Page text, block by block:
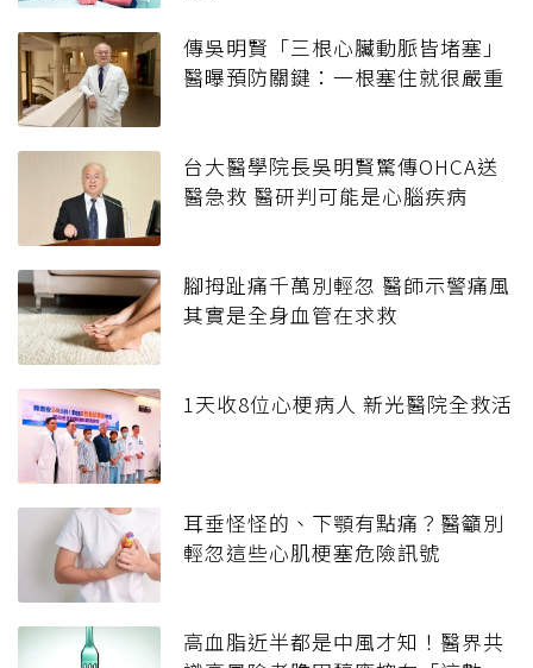
傳吳明賢「三根心臟動脈皆堵塞」
醫曝預防關鍵：一根塞住就很嚴重
台大醫學院長吳明賢驚傳OHCA送
醫急救 醫研判可能是心腦疾病
腳拇趾痛千萬別輕忽 醫師示警痛風
其實是全身血管在求救
1天收8位心梗病人 新光醫院全救活
耳垂怪怪的、下顎有點痛？醫籲別
輕忽這些心肌梗塞危險訊號
高血脂近半都是中風才知！醫界共